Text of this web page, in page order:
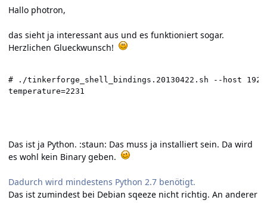
Hallo photron,
das sieht ja interessant aus und es funktioniert sogar.
Herzlichen Glueckwunsch!
# ./tinkerforge_shell_bindings.20130422.sh --host
temperature=2231
Das ist ja Python. :staun: Das muss ja installiert sein. Da wird
es wohl kein Binary geben.
Dadurch wird mindestens Python 2.7 benötigt.
Das ist zumindest bei Debian sqeeze nicht richtig. An anderer